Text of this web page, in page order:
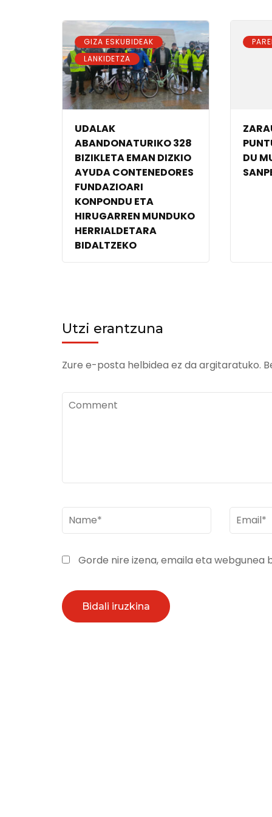
GIZA ESKUBIDEAK ,
LANKIDETZA
UDALAK
ABANDONATURIKO 328
BIZIKLETA EMAN DIZKIO
AYUDA CONTENEDORES
FUNDAZIOARI
KONPONDU ETA
HIRUGARREN MUNDUKO
HERRIALDETARA
BIDALTZEKO
DU
Utzi erantzuna
Zure e-posta helbidea ez da argitaratuko.
Comment
Name* Email*
Gorde nire izena, emaila eta